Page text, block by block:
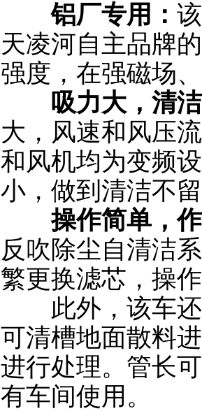
铝厂专用：
天凌河自主品牌
强度，在强磁场
吸力大，清
大，风速和风压
和风机均为变频
小，做到清洁不
操作简单，
反吹除尘自清洁
繁更换滤芯，操
此外，该车还
可清槽地面散料
进行处理。管长
有车间使用。